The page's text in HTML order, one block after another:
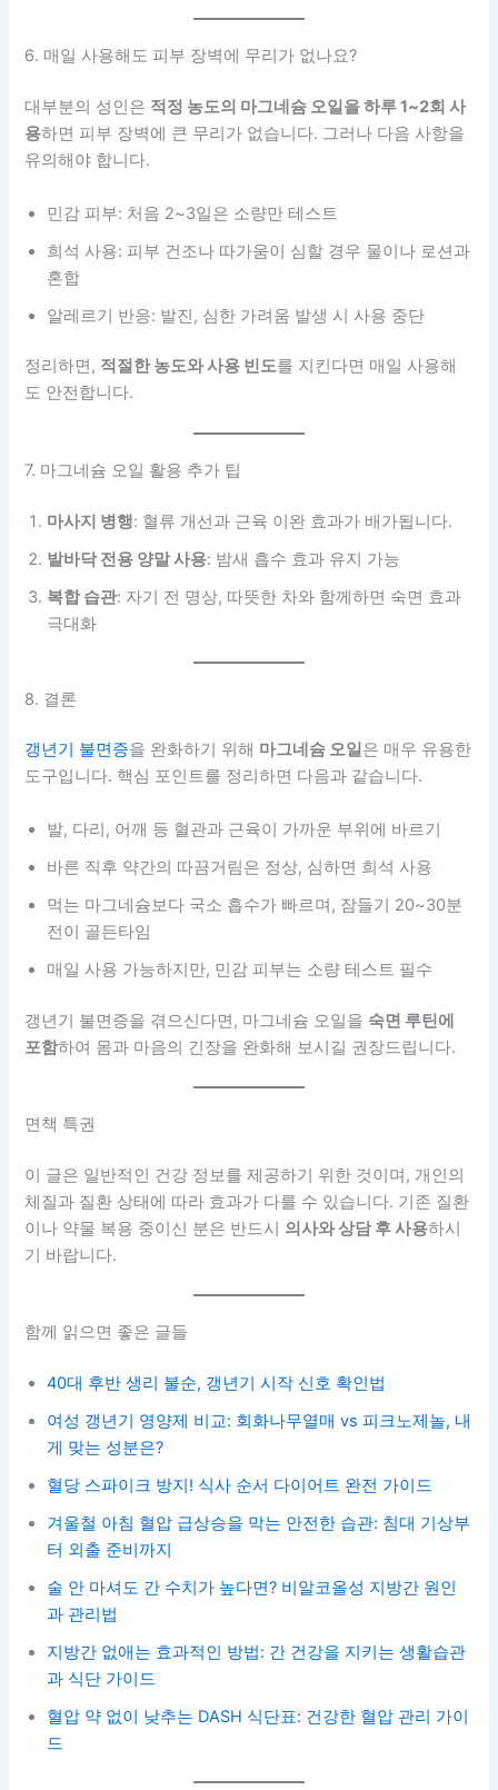
6. 매일 사용해도 피부 장벽에 무리가 없나요?
대부분의 성인은 적정 농도의 마그네슘 오일을 하루 1~2회 사
용하면 피부 장벽에 큰 무리가 없습니다. 그러나 다음 사항을
유의해야 합니다.
민감 피부: 처음 2~3일은 소량만 테스트
희석 사용: 피부 건조나 따가움이 심할 경우 물이나 로션과
혼합
알레르기 반응: 발진, 심한 가려움 발생 시 사용 중단
정리하면, 적절한 농도와 사용 빈도를 지킨다면 매일 사용해
도 안전합니다.
7. 마그네슘 오일 활용 추가 팁
마사지 병행: 혈류 개선과 근육 이완 효과가 배가됩니다.
발바닥 전용 양말 사용: 밤새 흡수 효과 유지 가능
복합 습관: 자기 전 명상, 따뜻한 차와 함께하면 숙면 효과
극대화
8. 결론
갱년기 불면증을 완화하기 위해 마그네슘 오일은 매우 유용한
도구입니다. 핵심 포인트를 정리하면 다음과 같습니다.
발, 다리, 어깨 등 혈관과 근육이 가까운 부위에 바르기
바른 직후 약간의 따끔거림은 정상, 심하면 희석 사용
먹는 마그네슘보다 국소 흡수가 빠르며, 잠들기 20~30분
전이 골든타임
매일 사용 가능하지만, 민감 피부는 소량 테스트 필수
갱년기 불면증을 겪으신다면, 마그네슘 오일을 숙면 루틴에
포함하여 몸과 마음의 긴장을 완화해 보시길 권장드립니다.
면책 특권
이 글은 일반적인 건강 정보를 제공하기 위한 것이며, 개인의
체질과 질환 상태에 따라 효과가 다를 수 있습니다. 기존 질환
이나 약물 복용 중이신 분은 반드시 의사와 상담 후 사용하시
기 바랍니다.
함께 읽으면 좋은 글들
40대 후반 생리 불순, 갱년기 시작 신호 확인법
여성 갱년기 영양제 비교: 회화나무열매 vs 피크노제놀, 내
게 맞는 성분은?
혈당 스파이크 방지! 식사 순서 다이어트 완전 가이드
겨울철 아침 혈압 급상승을 막는 안전한 습관: 침대 기상부
터 외출 준비까지
술 안 마셔도 간 수치가 높다면? 비알코올성 지방간 원인
과 관리법
지방간 없애는 효과적인 방법: 간 건강을 지키는 생활습관
과 식단 가이드
혈압 약 없이 낮추는 DASH 식단표: 건강한 혈압 관리 가이
드